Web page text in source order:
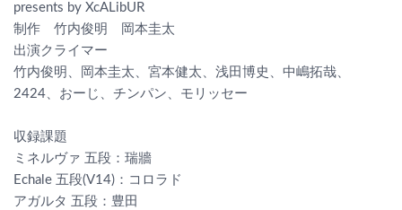
presents by XcALibUR
制作 竹内俊明 岡本圭太
出演クライマー
竹内俊明、岡本圭太、宮本健太、浅田博史、中嶋拓哉、
2424、おーじ、チンパン、モリッセー
収録課題
ミネルヴァ 五段：瑞牆
Echale 五段(V14)：コロラド
アガルタ 五段：豊田